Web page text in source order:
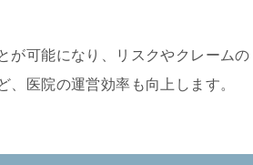
が可能になり、リスクやクレームの
医院の運営効率も向上します。